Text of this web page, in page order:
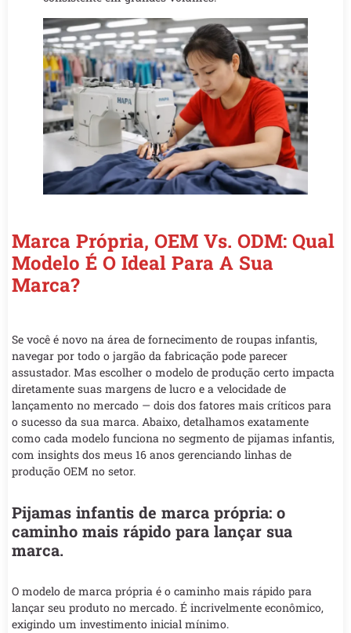
Marca Própria, OEM Vs. ODM: Qual
Modelo É O Ideal Para A Sua
Marca?
Se você é novo na área de fornecimento de roupas infantis,
navegar por todo o jargão da fabricação pode parecer
assustador. Mas escolher o modelo de produção certo impacta
diretamente suas margens de lucro e a velocidade de
lançamento no mercado — dois dos fatores mais críticos para
o sucesso da sua marca. Abaixo, detalhamos exatamente
como cada modelo funciona no segmento de pijamas infantis,
com insights dos meus 16 anos gerenciando linhas de
produção OEM no setor.
Pijamas infantis de marca própria: o
caminho mais rápido para lançar sua
marca.
O modelo de marca própria é o caminho mais rápido para
lançar seu produto no mercado. É incrivelmente econômico,
exigindo um investimento inicial mínimo.